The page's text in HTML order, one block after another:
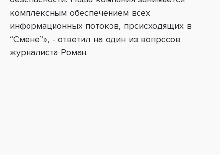
комплексным обеспечением всех
информационных потоков, происходящих в
“Смене”», - ответил на один из вопросов
журналиста Роман.